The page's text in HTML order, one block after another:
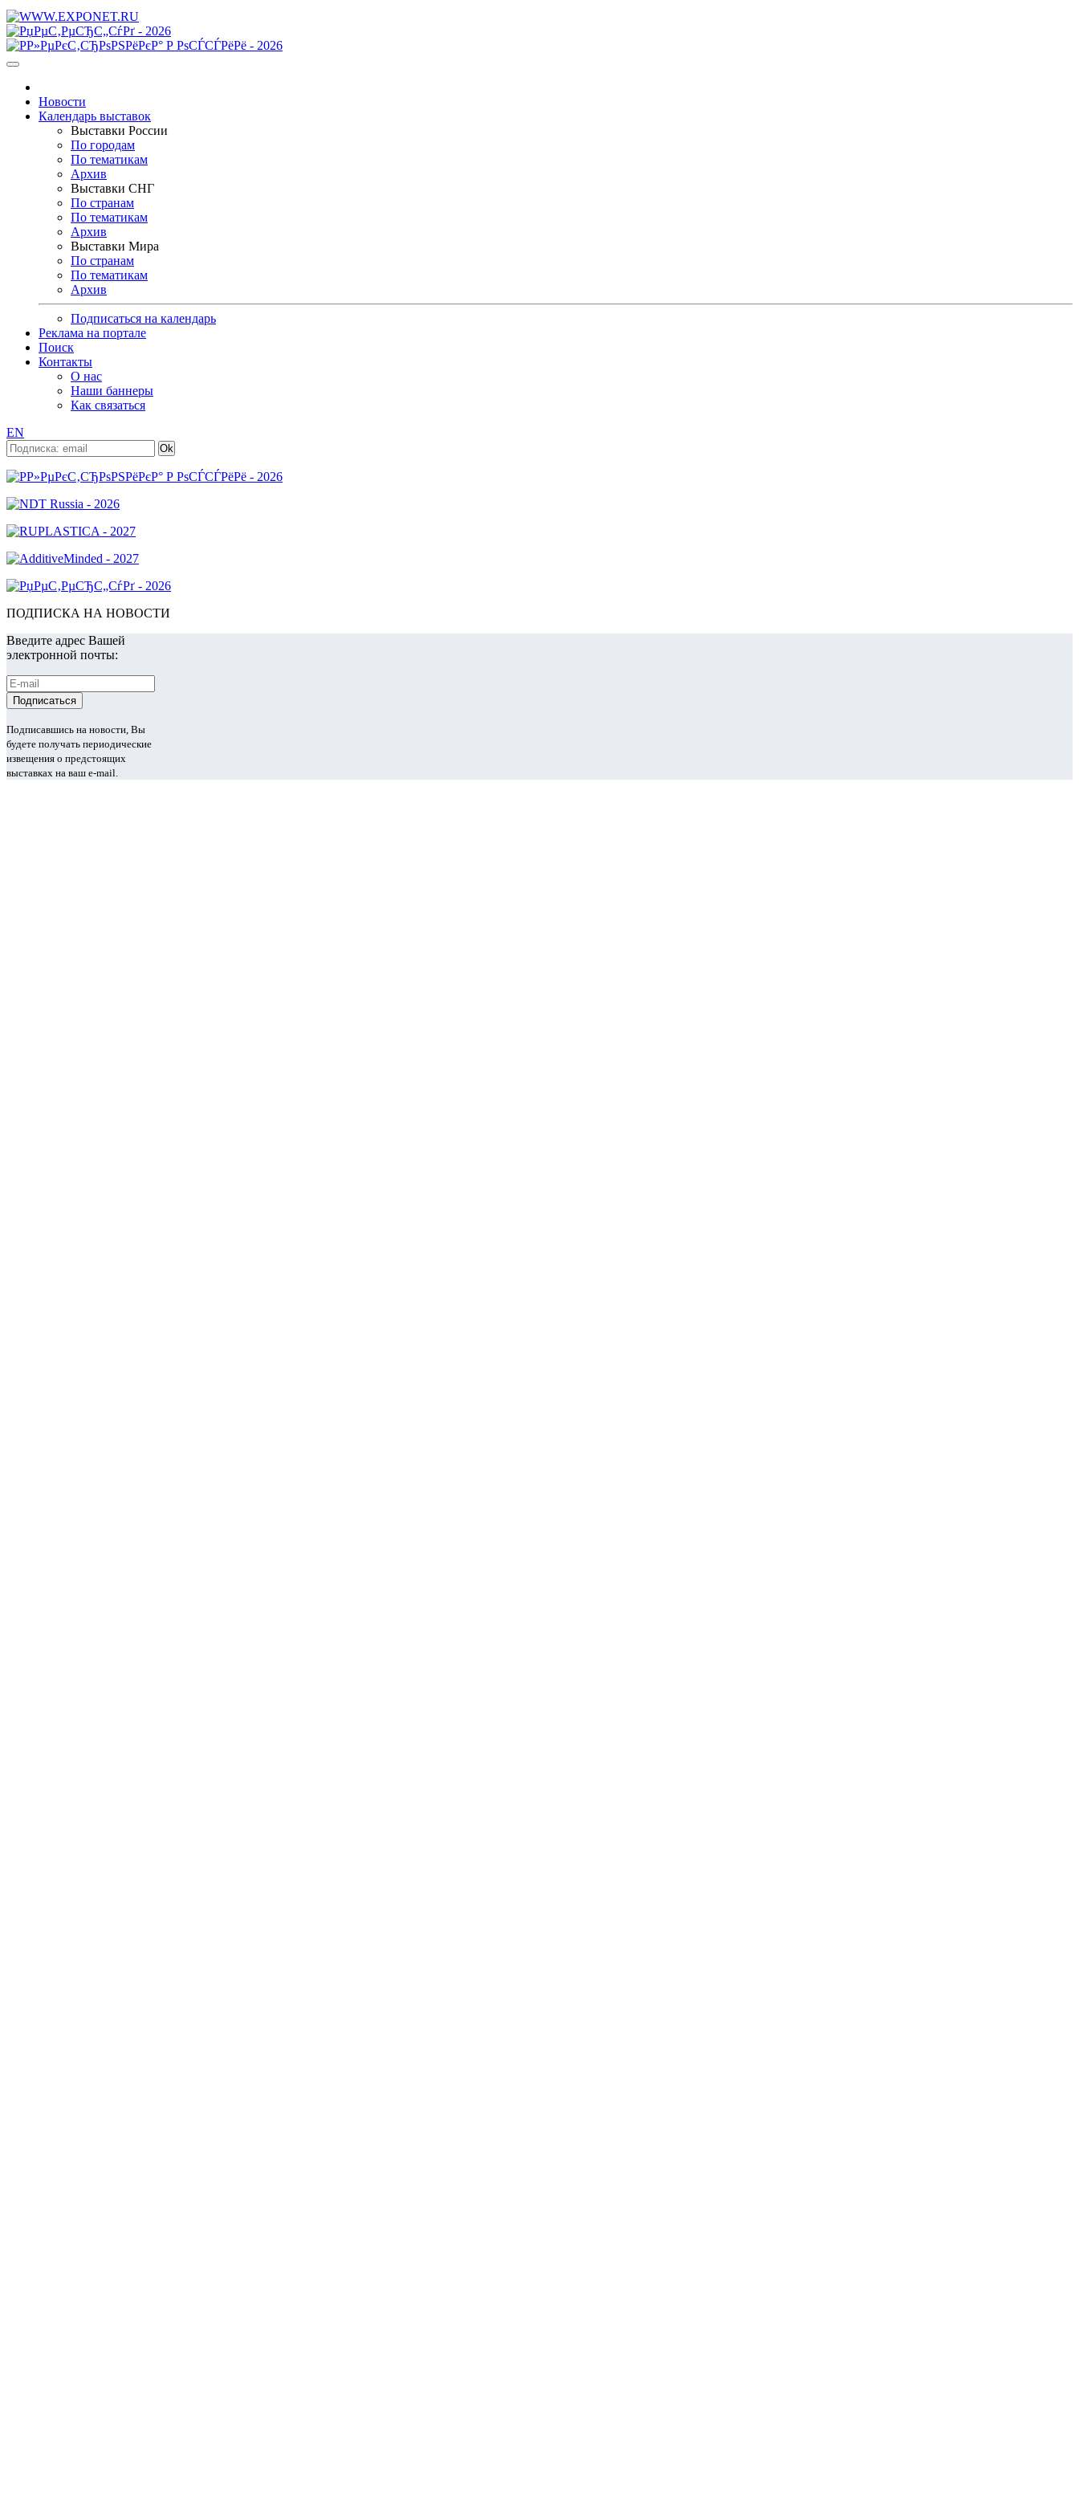
Новости
Календарь выставок
Выставки России
По городам
По тематикам
Архив
Выставки СНГ
По странам
По тематикам
Архив
Выставки Мира
По странам
По тематикам
Архив
Подписаться на календарь
Реклама на портале
Поиск
Контакты
О нас
Наши баннеры
Как связаться
EN
ПОДПИСКА НА НОВОСТИ
Введите адрес Вашей
электронной почты:
Подписавшись на новости, Вы
будете получать периодические
извещения о предстоящих
выставках на ваш e-mail.